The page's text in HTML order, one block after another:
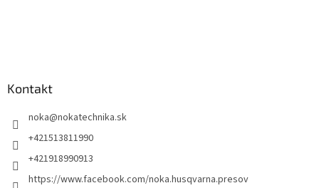
Kontakt
noka@nokatechnika.sk
+421513811990
+421918990913
https://www.facebook.com/noka.husqvarna.presov